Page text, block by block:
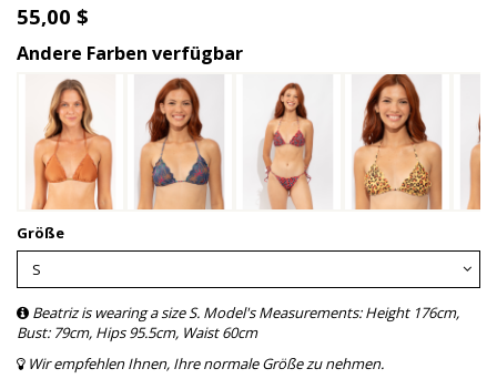
55,00 $
Andere Farben verfügbar
Größe
Beatriz is wearing a size S. Model's Measurements: Height 176cm,
Bust: 79cm, Hips 95.5cm, Waist 60cm
Wir empfehlen Ihnen, Ihre normale Größe zu nehmen.